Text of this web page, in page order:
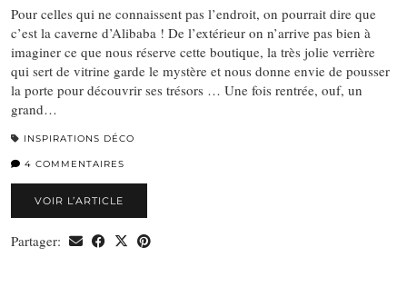
Pour celles qui ne connaissent pas l’endroit, on pourrait dire que
c’est la caverne d’Alibaba ! De l’extérieur on n’arrive pas bien à
imaginer ce que nous réserve cette boutique, la très jolie verrière
qui sert de vitrine garde le mystère et nous donne envie de pousser
la porte pour découvrir ses trésors … Une fois rentrée, ouf, un
grand…
INSPIRATIONS DÉCO
4 COMMENTAIRES
VOIR L’ARTICLE
Partager: